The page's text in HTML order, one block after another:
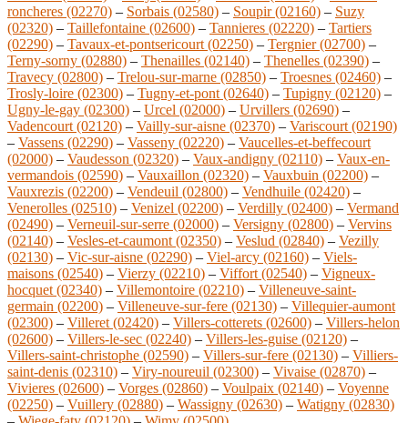
roncheres (02270) – Sorbais (02580) – Soupir (02160) – Suzy
(02320) – Taillefontaine (02600) – Tannieres (02220) – Tartiers
(02290) – Tavaux-et-pontsericourt (02250) – Tergnier (02700) –
Terny-sorny (02880) – Thenailles (02140) – Thenelles (02390) –
Travecy (02800) – Trelou-sur-marne (02850) – Troesnes (02460) –
Trosly-loire (02300) – Tugny-et-pont (02640) – Tupigny (02120) –
Ugny-le-gay (02300) – Urcel (02000) – Urvillers (02690) –
Vadencourt (02120) – Vailly-sur-aisne (02370) – Variscourt (02190)
– Vassens (02290) – Vasseny (02220) – Vaucelles-et-beffecourt
(02000) – Vaudesson (02320) – Vaux-andigny (02110) – Vaux-en-
vermandois (02590) – Vauxaillon (02320) – Vauxbuin (02200) –
Vauxrezis (02200) – Vendeuil (02800) – Vendhuile (02420) –
Venerolles (02510) – Venizel (02200) – Verdilly (02400) – Vermand
(02490) – Verneuil-sur-serre (02000) – Versigny (02800) – Vervins
(02140) – Vesles-et-caumont (02350) – Veslud (02840) – Vezilly
(02130) – Vic-sur-aisne (02290) – Viel-arcy (02160) – Viels-
maisons (02540) – Vierzy (02210) – Viffort (02540) – Vigneux-
hocquet (02340) – Villemontoire (02210) – Villeneuve-saint-
germain (02200) – Villeneuve-sur-fere (02130) – Villequier-aumont
(02300) – Villeret (02420) – Villers-cotterets (02600) – Villers-helon
(02600) – Villers-le-sec (02240) – Villers-les-guise (02120) –
Villers-saint-christophe (02590) – Villers-sur-fere (02130) – Villiers-
saint-denis (02310) – Viry-noureuil (02300) – Vivaise (02870) –
Vivieres (02600) – Vorges (02860) – Voulpaix (02140) – Voyenne
(02250) – Vuillery (02880) – Wassigny (02630) – Watigny (02830)